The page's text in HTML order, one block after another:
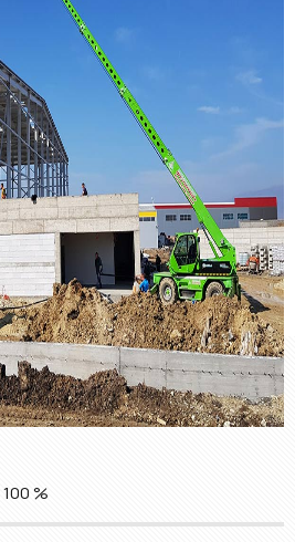
100 %